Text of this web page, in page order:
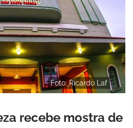
Foto: Ricardo Laf
recebe mostra de